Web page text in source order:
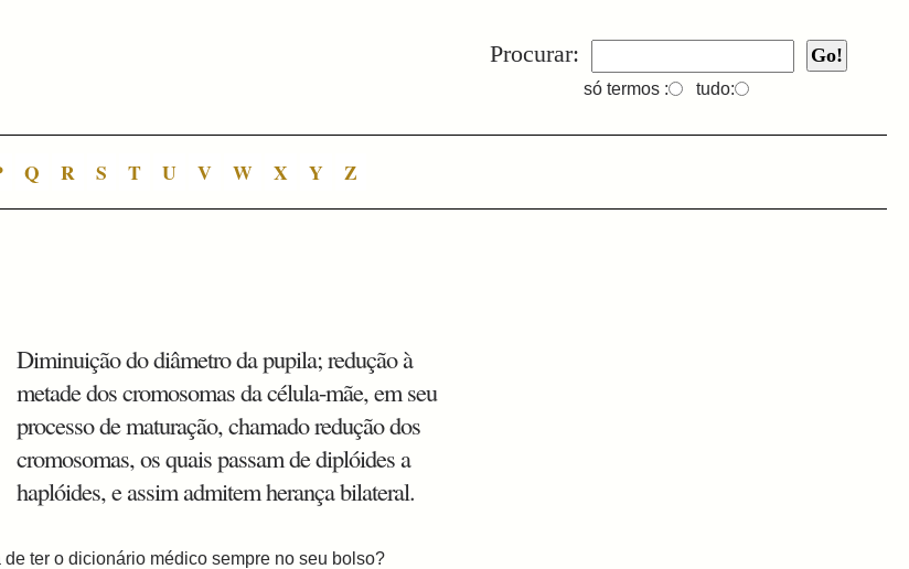
Procurar:
só termos : tudo:
Q R S T U V W X Y Z
Diminuição do diâmetro da pupila; redução à
metade dos cromosomas da célula-mãe, em seu
processo de maturação, chamado redução dos
cromosomas, os quais passam de diplóides a
haplóides, e assim admitem herança bilateral.
de ter o dicionário médico sempre no seu bolso?